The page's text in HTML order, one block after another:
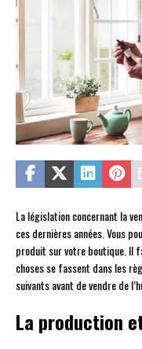
La législation concernant la
ces dernières années. Vous
produit sur votre boutique. Il
choses se fassent dans les
suivants avant de vendre de
La production